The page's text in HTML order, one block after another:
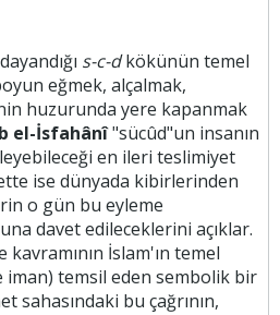
s-c-dkökünün temel
eğmek, alçalmak,
huzurunda yere kapanmak
el-İsfahânî"sücûd"un insanın
en ileri teslimiyet
ise dünyada kibirlerinden
o gün bu eyleme
davet edileceklerini açıklar.
kavramının İslam'ın temel
iman) temsil eden sembolik bir
sahasındaki bu çağrının,